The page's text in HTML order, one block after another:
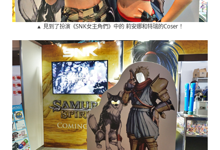
▲ 見到了扮演《SNK女主角們》中的 莉安娜和特瑞的Coser！